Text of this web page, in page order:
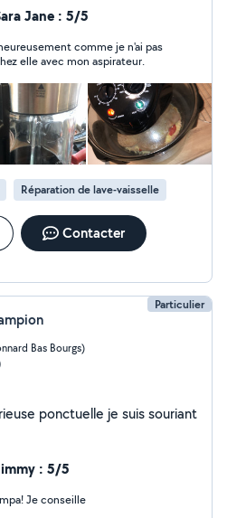
Jane : 5/5
comme je n'ai pas
elle avec mon aspirateur.
Réparation de lave-vaisselle
Contacter
Particulier
Bas Bourgs)
ponctuelle je suis souriant
: 5/5
Je conseille